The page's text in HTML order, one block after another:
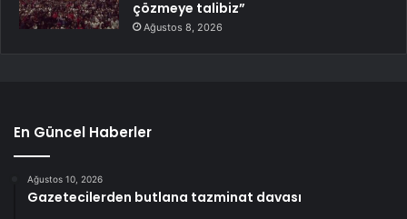
çözmeye talibiz”
Ağustos 8, 2026
En Güncel Haberler
Ağustos 10, 2026
Gazetecilerden butlana tazminat davası